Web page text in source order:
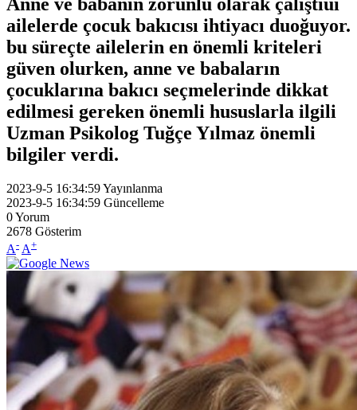
ailelerde çocuk bakıcısı ihtiyacı duoğuyor.
bu süreçte ailelerin en önemli kriteleri
güven olurken, anne ve babaların
çocuklarına bakıcı seçmelerinde dikkat
edilmesi gereken önemli hususlarla ilgili
Uzman Psikolog Tuğçe Yılmaz önemli
bilgiler verdi.
2023-9-5 16:34:59Yayınlanma
2023-9-5 16:34:59 Güncelleme
0Yorum
2678 Gösterim
A- A+